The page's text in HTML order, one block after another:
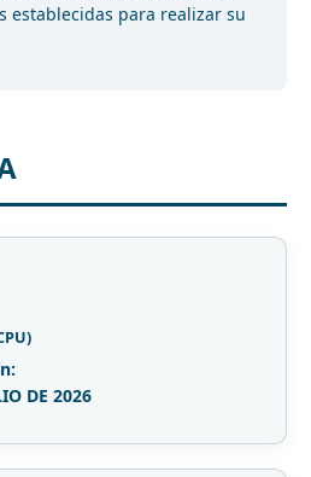
establecidas para realizar su
DE 2026